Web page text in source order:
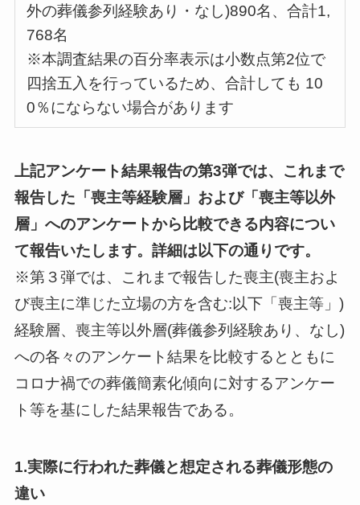
外の葬儀参列経験あり・なし)890名、合計1,
768名
※本調査結果の百分率表示は小数点第2位で
四捨五入を行っているため、合計しても 10
0％にならない場合があります
上記アンケート結果報告の第3弾では、これまで
報告した「喪主等経験層」および「喪主等以外
層」へのアンケートから比較できる内容につい
て報告いたします。詳細は以下の通りです。
※第３弾では、これまで報告した喪主(喪主およ
び喪主に準じた立場の方を含む:以下「喪主等」)
経験層、喪主等以外層(葬儀参列経験あり、なし)
への各々のアンケート結果を比較するとともに
コロナ禍での葬儀簡素化傾向に対するアンケー
ト等を基にした結果報告である。
1.実際に行われた葬儀と想定される葬儀形態の
違い